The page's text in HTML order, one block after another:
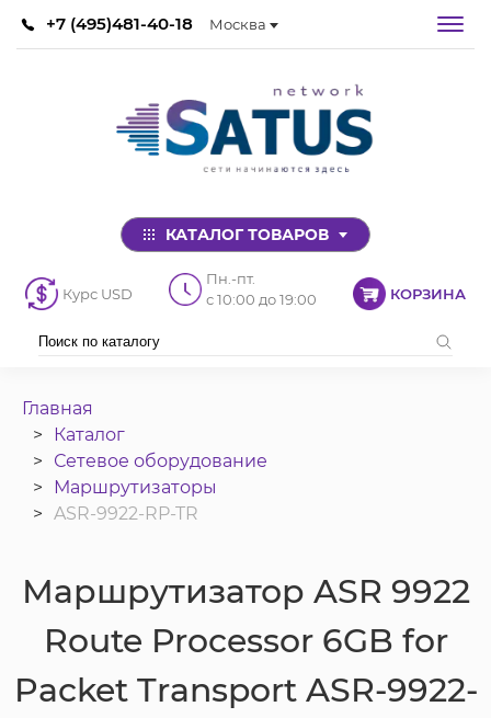
+7 (495)481-40-18 Москва
КАТАЛОГ ТОВАРОВ
Курс USD
Пн.-пт.
с 10:00 до 19:00
КОРЗИНА
Главная
Каталог
Сетевое оборудование
Маршрутизаторы
ASR-9922-RP-TR
Маршрутизатор ASR 9922
Route Processor 6GB for
Packet Transport ASR-9922-